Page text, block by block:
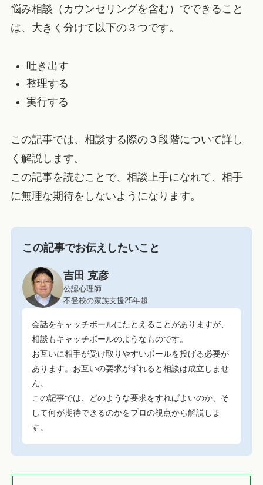
悩み相談（カウンセリングを含む）でできること
は、大きく分けて以下の３つです。
吐き出す
整理する
実行する
この記事では、相談する際の３段階について詳し
く解説します。
この記事を読むことで、相談上手になれて、相手
に無理な期待をしないようになります。
この記事でお伝えしたいこと
吉田 克彦
公認心理師
不登校の家族支援25年超
会話をキャッチボールにたとえることがありますが、
相談もキャッチボールのようなものです。
お互いに相手が受け取りやすいボールを投げる必要が
あります。お互いの要求がずれると相談は成立しませ
ん。
この記事では、どのような要求をすればよいのか、そ
して何が期待できるのかをプロの視点から解説しま
す。